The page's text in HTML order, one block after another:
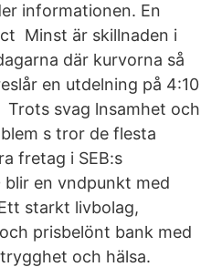
informationen. En
Minst är skillnaden i
där kurvorna så
en utdelning på 4:10
svag lnsamhet och
s tror de flesta
fretag i SEB:s
en vndpunkt med
starkt livbolag,
prisbelönt bank med
och hälsa.